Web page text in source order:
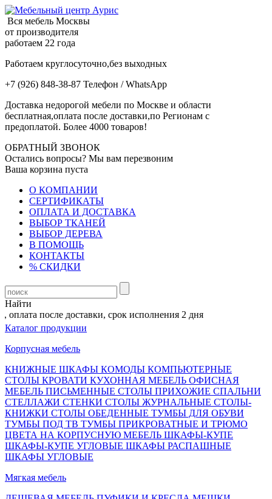
Вся мебель Москвы
от производителя
работаем 22 года
Работаем круглосуточно,без выходных
+7 (926) 848-38-87 Телефон / WhatsApp
Доставка недорогой мебели по Москве и области
бесплатная,оплата после доставки,по Регионам с
предоплатой. Более 4000 товаров!
ОБРАТНЫЙ ЗВОНОК
Остались вопросы? Мы вам перезвоним
Ваша корзина пуста
О КОМПАНИИ
СЕРТИФИКАТЫ
ОПЛАТА И ДОСТАВКА
ВЫБОР ТКАНЕЙ
ВЫБОР ДЕРЕВА
В ПОМОЩЬ
КОНТАКТЫ
% СКИДКИ
Найти
после доставки, срок исполнения 2 дня
Каталог продукции
Корпусная мебель
КНИЖНЫЕ ШКАФЫ КОМОДЫ КОМПЬЮТЕРНЫЕ
СТОЛЫ КРОВАТИ КУХОННАЯ МЕБЕЛЬ ОФИСНАЯ
МЕБЕЛЬ ПИСЬМЕННЫЕ СТОЛЫ ПРИХОЖИЕ СПАЛЬНИ
СТЕЛЛАЖИ СТЕНКИ СТОЛЫ ЖУРНАЛЬНЫЕ СТОЛЫ-
КНИЖКИ СТОЛЫ ОБЕДЕННЫЕ ТУМБЫ ДЛЯ ОБУВИ
ТУМБЫ ПОД ТВ ТУМБЫ ПРИКРОВАТНЫЕ И ТРЮМО
ЦВЕТА НА КОРПУСНУЮ МЕБЕЛЬ ШКАФЫ-КУПЕ
ШКАФЫ-КУПЕ УГЛОВЫЕ ШКАФЫ РАСПАШНЫЕ
ШКАФЫ УГЛОВЫЕ
Мягкая мебель